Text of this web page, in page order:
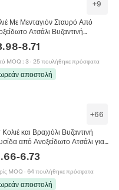
+9
Με Μενταγιόν Σταυρό Από
Ατσάλι Βυζαντινή
Αξεσουάρ Μόδας
-8.71
MOQ : 3· 25 πουλήθηκε πρόσφατα
αποστολή
+66
Κολιέ και Βραχιόλι Βυζαντινή
από Ανοξείδωτο Ατσάλι για
Γυναίκες Μενταγιόν Σταυρός
Κοσμήματα
-6.73
MOQ · 64 πουλήθηκε πρόσφατα
αποστολή